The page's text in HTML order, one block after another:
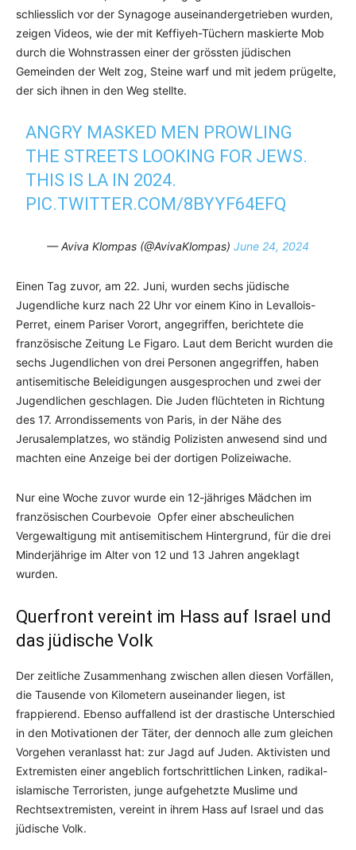
schliesslich vor der Synagoge auseinandergetrieben wurden,
zeigen Videos, wie der mit Keffiyeh-Tüchern maskierte Mob
durch die Wohnstrassen einer der grössten jüdischen
Gemeinden der Welt zog, Steine warf und mit jedem prügelte,
der sich ihnen in den Weg stellte.
ANGRY MASKED MEN PROWLING
THE STREETS LOOKING FOR JEWS.
THIS IS LA IN 2024.
PIC.TWITTER.COM/8BYYF64EFQ
— Aviva Klompas (@AvivaKlompas) June 24, 2024
Einen Tag zuvor, am 22. Juni, wurden sechs jüdische
Jugendliche kurz nach 22 Uhr vor einem Kino in Levallois-
Perret, einem Pariser Vorort, angegriffen, berichtete die
französische Zeitung Le Figaro. Laut dem Bericht wurden die
sechs Jugendlichen von drei Personen angegriffen, haben
antisemitische Beleidigungen ausgesprochen und zwei der
Jugendlichen geschlagen. Die Juden flüchteten in Richtung
des 17. Arrondissements von Paris, in der Nähe des
Jerusalemplatzes, wo ständig Polizisten anwesend sind und
machten eine Anzeige bei der dortigen Polizeiwache.
Nur eine Woche zuvor wurde ein 12-jähriges Mädchen im
französischen Courbevoie Opfer einer abscheulichen
Vergewaltigung mit antisemitischem Hintergrund, für die drei
Minderjährige im Alter von 12 und 13 Jahren angeklagt
wurden.
Querfront vereint im Hass auf Israel und
das jüdische Volk
Der zeitliche Zusammenhang zwischen allen diesen Vorfällen,
die Tausende von Kilometern auseinander liegen, ist
frappierend. Ebenso auffallend ist der drastische Unterschied
in den Motivationen der Täter, der dennoch alle zum gleichen
Vorgehen veranlasst hat: zur Jagd auf Juden. Aktivisten und
Extremisten einer angeblich fortschrittlichen Linken, radikal-
islamische Terroristen, junge aufgehetzte Muslime und
Rechtsextremisten, vereint in ihrem Hass auf Israel und das
jüdische Volk.